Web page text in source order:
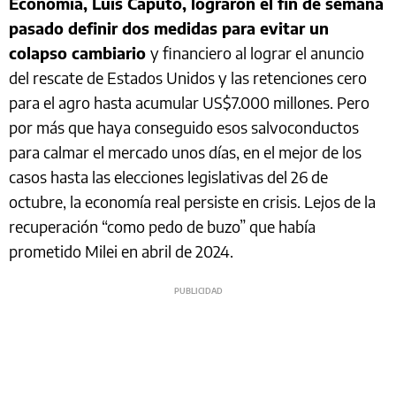
pasado definir dos medidas para evitar un
colapso cambiario y financiero al lograr el anuncio
del rescate de Estados Unidos y las retenciones cero
para el agro hasta acumular US$7.000 millones. Pero
por más que haya conseguido esos salvoconductos
para calmar el mercado unos días, en el mejor de los
casos hasta las elecciones legislativas del 26 de
octubre, la economía real persiste en crisis. Lejos de la
recuperación “como pedo de buzo” que había
prometido Milei en abril de 2024.